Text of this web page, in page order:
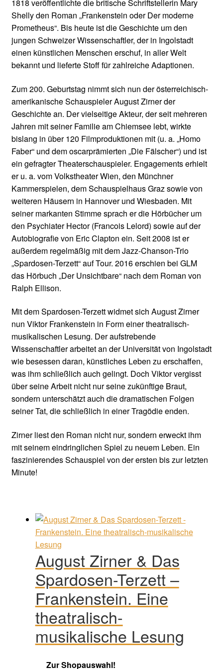
1818 veröffentlichte die britische Schriftstellerin Mary
Shelly den Roman „Frankenstein oder Der moderne
Prometheus“. Bis heute ist die Geschichte um den
jungen Schweizer Wissenschaftler, der in Ingolstadt
einen künstlichen Menschen erschuf, in aller Welt
bekannt und lieferte Stoff für zahlreiche Adaptionen.
Zum 200. Geburtstag nimmt sich nun der österreichisch-
amerikanische Schauspieler August Zirner der
Geschichte an. Der vielseitige Akteur, der seit mehreren
Jahren mit seiner Familie am Chiemsee lebt, wirkte
bislang in über 120 Filmproduktionen mit (u. a. „Homo
Faber“ und dem oscarprämierten „Die Fälscher“) und ist
ein gefragter Theaterschauspieler. Engagements erhielt
er u. a. vom Volkstheater Wien, den Münchner
Kammerspielen, dem Schauspielhaus Graz sowie von
weiteren Häusern in Hannover und Wiesbaden. Mit
seiner markanten Stimme sprach er die Hörbücher um
den Psychiater Hector (Francois Lelord) sowie auf der
Autobiografie von Eric Clapton ein. Seit 2008 ist er
außerdem regelmäßig mit dem Jazz-Chanson-Trio
„Spardosen-Terzett“ auf Tour. 2016 erschien bei GLM
das Hörbuch „Der Unsichtbare“ nach dem Roman von
Ralph Ellison.
Mit dem Spardosen-Terzett widmet sich August Zirner
nun Viktor Frankenstein in Form einer theatralisch-
musikalischen Lesung. Der aufstrebende
Wissenschaftler arbeitet an der Universität von Ingolstadt
wie besessen daran, künstliches Leben zu erschaffen,
was ihm schließlich auch gelingt. Doch Viktor vergisst
über seine Arbeit nicht nur seine zukünftige Braut,
sondern unterschätzt auch die dramatischen Folgen
seiner Tat, die schließlich in einer Tragödie enden.
Zirner liest den Roman nicht nur, sondern erweckt ihm
mit seinem eindringlichen Spiel zu neuem Leben. Ein
faszinierendes Schauspiel von der ersten bis zur letzten
Minute!
August Zirner & Das
Spardosen-Terzett –
Frankenstein. Eine
theatralisch-
musikalische Lesung
Zur Shopauswahl!